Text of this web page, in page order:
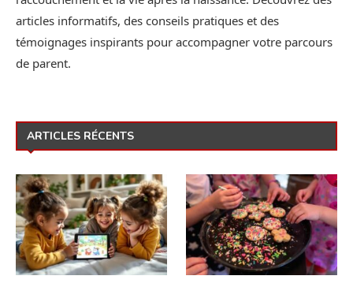
articles informatifs, des conseils pratiques et des
témoignages inspirants pour accompagner votre parcours
de parent.
ARTICLES RÉCENTS